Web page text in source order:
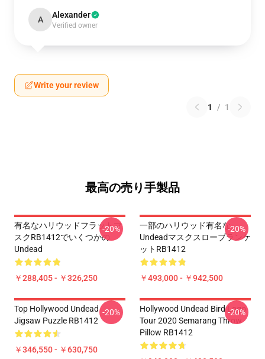
A Alexander
Verified owner
Write your review
1 / 1
最高の売り手製品
有名なハリウッドフラットマ
スクRB1412でいくつかの
Undead
￥288,405 - ￥326,250
-20%
一部のハリウッド有名な
Undeadマスクスローブランケ
ットRB1412
￥493,000 - ￥942,500
-20%
Top Hollywood Undead
Jigsaw Puzzle RB1412
￥346,550 - ￥630,750
-20%
Hollywood Undead Bird Logo
Tour 2020 Semarang Throw
Pillow RB1412
-20%